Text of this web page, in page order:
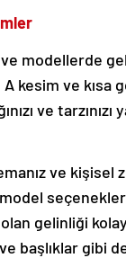
modellerde
kesim ve
ve
ve
gelinliği
başlıklar gibi